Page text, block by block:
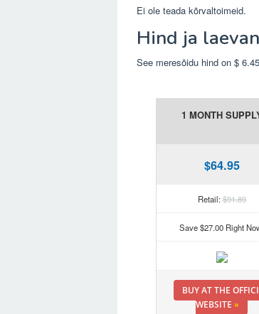
Ei ole teada kõrvaltoimeid.
Hind ja
See meresõidu hind on $
1 MONTH
$64.95
Retail:$91.89
Save $27.00 Right
BUY AT THE
WEBSITE»